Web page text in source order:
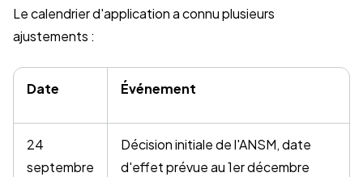
Le calendrier d'application a connu plusieurs
ajustements :
Date Événement
24
septembre
Décision initiale de l'ANSM, date
d'effet prévue au 1er décembre